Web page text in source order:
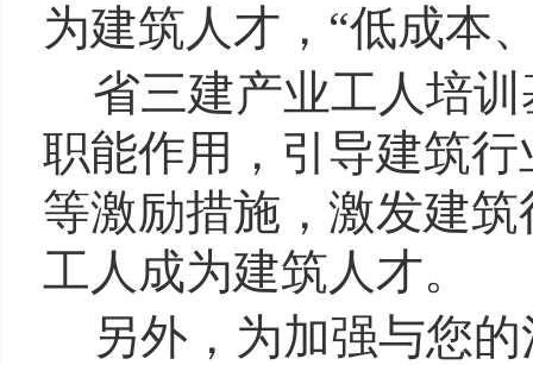
为建筑人才，“低成本
省三建产业工人培
职能作用，引导建筑
等激励措施，激发建
工人成为建筑人才。
另外，为加强与您